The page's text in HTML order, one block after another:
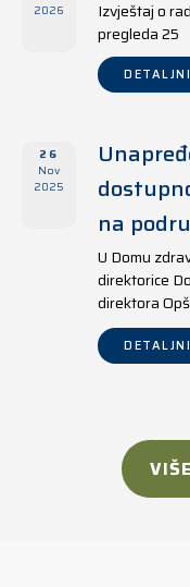
2026
Izvještaj o
pregleda 25
26
Nov
2025
na
U Domu
direktorice
direktora
direktora